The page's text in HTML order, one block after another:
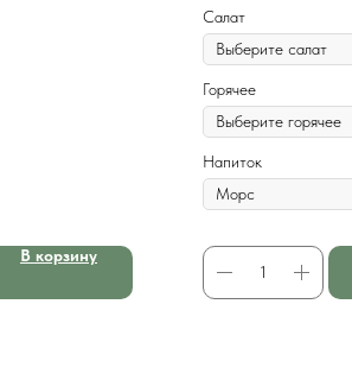
В корзину
Салат
Горячее
Напиток